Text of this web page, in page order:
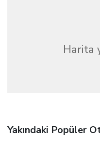
Harita
Yakındaki Popüler